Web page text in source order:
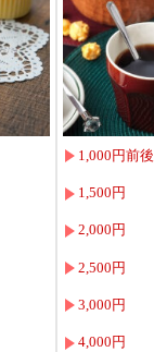
1,000円前後
1,500円
2,000円
2,500円
3,000円
4,000円